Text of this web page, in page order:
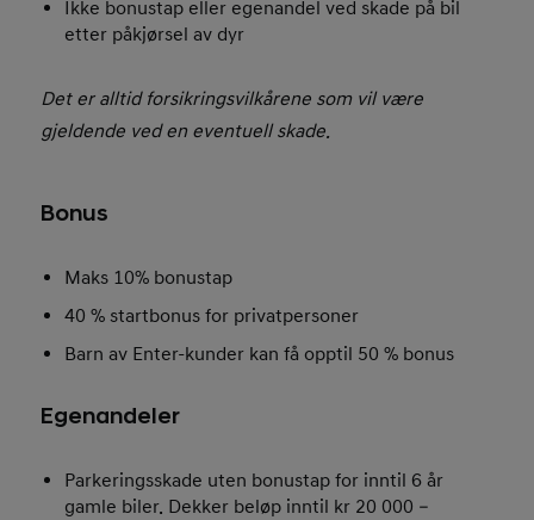
Ikke bonustap eller egenandel ved skade på bil
etter påkjørsel av dyr
Det er alltid forsikringsvilkårene som vil være
gjeldende ved en eventuell skade.
Bonus
Maks 10% bonustap
40 % startbonus for privatpersoner
Barn av Enter-kunder kan få opptil 50 % bonus
Egenandeler
Parkeringsskade uten bonustap for inntil 6 år
gamle biler. Dekker beløp inntil kr 20 000 –